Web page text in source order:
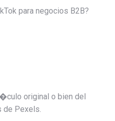
para negocios B2B?
original o bien del
Pexels.